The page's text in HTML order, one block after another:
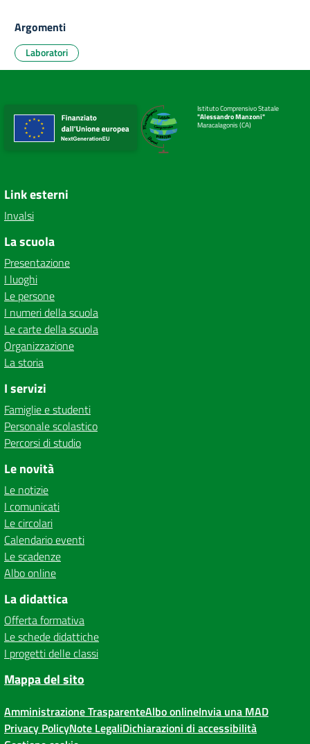
Argomenti
Laboratori
Istituto Comprensivo Statale
"Alessandro Manzoni"
Maracalagonis (CA)
Link esterni
Invalsi
La scuola
Presentazione
I luoghi
Le persone
I numeri della scuola
Le carte della scuola
Organizzazione
La storia
I servizi
Famiglie e studenti
Personale scolastico
Percorsi di studio
Le novità
Le notizie
I comunicati
Le circolari
Calendario eventi
Le scadenze
Albo online
La didattica
Offerta formativa
Le schede didattiche
I progetti delle classi
Mappa del sito
Amministrazione TrasparenteAlbo onlineInvia una MAD
Privacy PolicyNote LegaliDichiarazioni di accessibilità